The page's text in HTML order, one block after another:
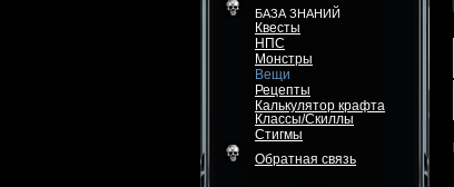
БАЗА ЗНАНИЙ
Квесты
НПС
Монстры
Вещи
Рецепты
Калькулятор крафта
Классы/Скиллы
Стигмы
Обратная связь